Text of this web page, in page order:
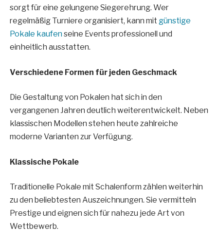
sorgt für eine gelungene Siegerehrung. Wer
regelmäßig Turniere organisiert, kann mit günstige
Pokale kaufenseine Events professionell und
einheitlich ausstatten.
Verschiedene Formen für jeden Geschmack
Die Gestaltung von Pokalen hat sich in den
vergangenen Jahren deutlich weiterentwickelt. Neben
klassischen Modellen stehen heute zahlreiche
moderne Varianten zur Verfügung.
Klassische Pokale
Traditionelle Pokale mit Schalenform zählen weiterhin
zu den beliebtesten Auszeichnungen. Sie vermitteln
Prestige und eignen sich für nahezu jede Art von
Wettbewerb.